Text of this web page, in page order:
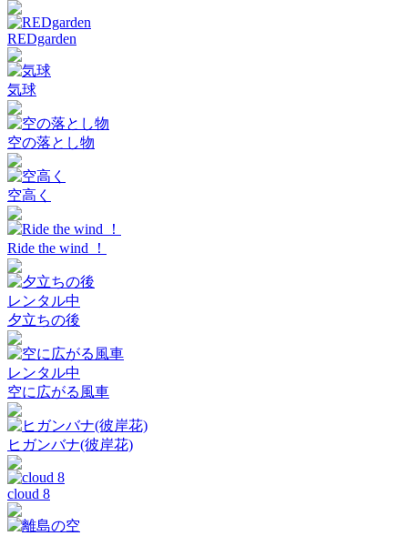
REDgarden
気球
空の落とし物
空高く
Ride the wind ！
レンタル中
夕立ちの後
レンタル中
空に広がる風車
ヒガンバナ(彼岸花)
cloud 8